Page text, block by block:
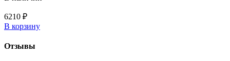
6210 ₽
В корзину
Отзывы